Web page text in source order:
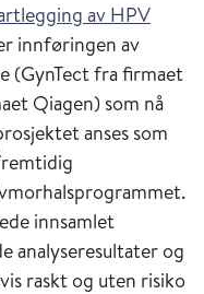
av HPV
innføringen av
(GynTect fra firmaet
Qiagen) som nå
anses som
innsamlet
analyseresultater og
raskt og uten risiko